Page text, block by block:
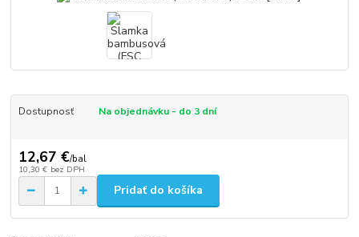
Dostupnosť Na objednávku - do 3 dní
12,67 €/bal
10,30 € bez DPH
Pridať do košíka